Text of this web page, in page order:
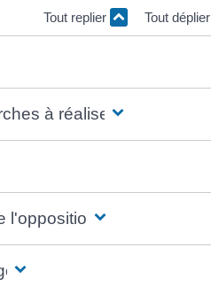
Tout replier Tout déplier
à réaliser ?
l'opposition ?
?